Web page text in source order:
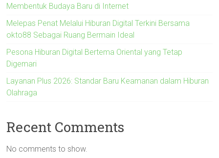
Membentuk Budaya Baru di Internet
Melepas Penat Melalui Hiburan Digital Terkini Bersama
okto88 Sebagai Ruang Bermain Ideal
Pesona Hiburan Digital Bertema Oriental yang Tetap
Digemari
Layanan Plus 2026: Standar Baru Keamanan dalam Hiburan
Olahraga
Recent Comments
No comments to show.